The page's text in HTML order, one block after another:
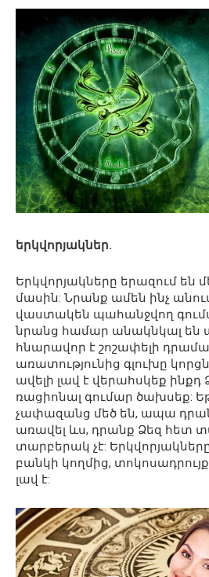
երկվորյակներ.
Երկվորյակները երազում են
մասին: Նրանք ամեն ինչ
վաստակեն պահանջվող
նրանց համար անակնկալ են
հնարավոր է շոշափելի
առատությունից գլուխը
ավելի լավ է վերահսկեք ինքդ
ռացիոնալ գումար ծախսեք:
չափազանց մեծ են, ապա
առավել ևս, դրանք Ձեզ հետ
տարբերակ չէ:
բանկի կողմից,
լավ է: